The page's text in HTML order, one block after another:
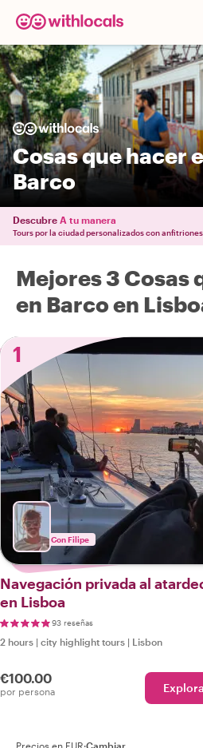
Cosas que hacer
Barco
Descubre A tu manera
Tours por la ciudad personalizados con
Mejores 3 Cosas
en Barco en
1
Con Filipe
Navegación privada al
en Lisboa
93 reseñas
2 hours | city highlight tours | Lisbon
€100.00
por persona
Precios en EUR·Cambiar